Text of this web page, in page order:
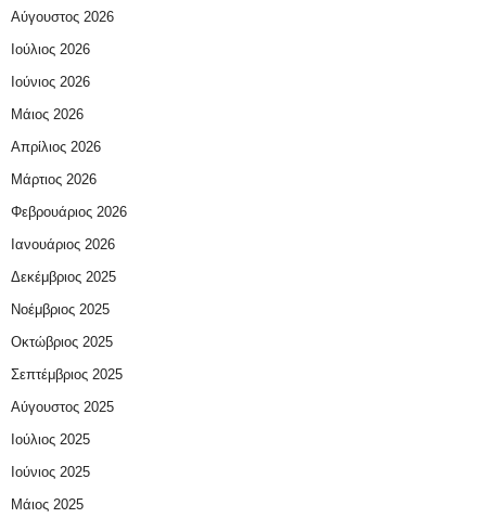
Αύγουστος 2026
Ιούλιος 2026
Ιούνιος 2026
Μάιος 2026
Απρίλιος 2026
Μάρτιος 2026
Φεβρουάριος 2026
Ιανουάριος 2026
Δεκέμβριος 2025
Νοέμβριος 2025
Οκτώβριος 2025
Σεπτέμβριος 2025
Αύγουστος 2025
Ιούλιος 2025
Ιούνιος 2025
Μάιος 2025